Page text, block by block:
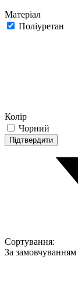
Матеріал
Поліуретан
Колір
Чорний
Підтвердити
Сортування:
За замовчуванням